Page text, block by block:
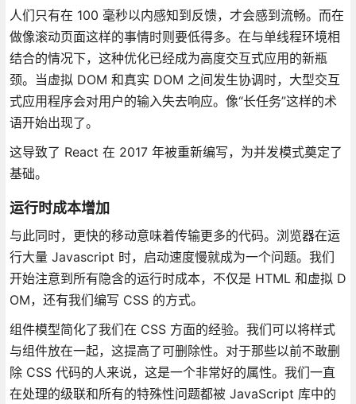
人们只有在 100 毫秒以内感知到反馈，才会感到流畅。而在
做像滚动页面这样的事情时则要低得多。在与单线程环境相
结合的情况下，这种优化已经成为高度交互式应用的新瓶
颈。当虚拟 DOM 和真实 DOM 之间发生协调时，大型交互
式应用程序会对用户的输入失去响应。像“长任务”这样的术
语开始出现了。
这导致了 React 在 2017 年被重新编写，为并发模式奠定了
基础。
运行时成本增加
与此同时，更快的移动意味着传输更多的代码。浏览器在运
行大量 Javascript 时，启动速度慢就成为一个问题。我们
开始注意到所有隐含的运行时成本，不仅是 HTML 和虚拟 D
OM，还有我们编写 CSS 的方式。
组件模型简化了我们在 CSS 方面的经验。我们可以将样式
与组件放在一起，这提高了可删除性。对于那些以前不敢删
除 CSS 代码的人来说，这是一个非常好的属性。我们一直
在处理的级联和所有的特殊性问题都被 JavaScript 库中的